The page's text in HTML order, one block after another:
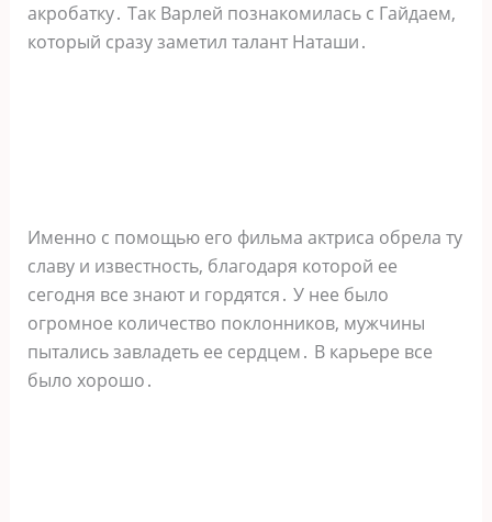
акробатку․ Так Варлей познакомилась с Гайдаем,
который сразу заметил талант Наташи․
Именно с помощью его фильма актриса обрела ту
славу и известность, благодаря которой ее
сегодня все знают и гордятся․ У нее было
огромное количество поклонников, мужчины
пытались завладеть ее сердцем․ В карьере все
было хорошо․